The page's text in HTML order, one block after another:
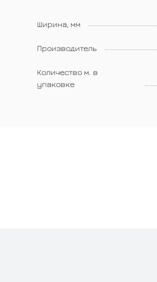
Ширина, мм
Производитель
Количество м. в
упаковке